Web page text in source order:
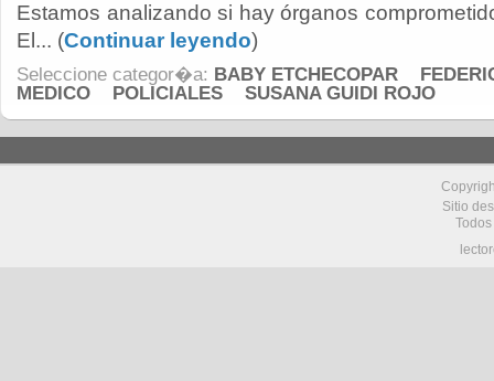
Estamos analizando si hay órganos
El... (Continuar leyendo)
Seleccione categor�a: BABY ETCHECOPAR
MEDICO
POLICIALES SUSANA GUIDI ROJO
Sitio